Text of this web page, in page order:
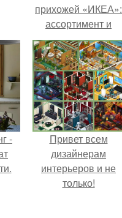
прихожей «ИКЕА»:
ассортимент и
функциональные
особенности
-
Привет всем
дизайнерам
интерьеров и не
только!